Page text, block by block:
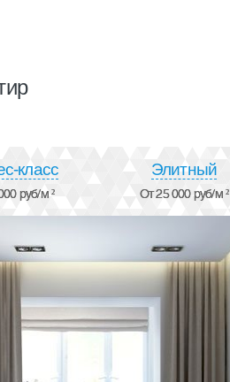
класс
руб/м ²
Элитный
От 25 000 руб/м ²